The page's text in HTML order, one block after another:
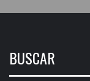
BUSCAR